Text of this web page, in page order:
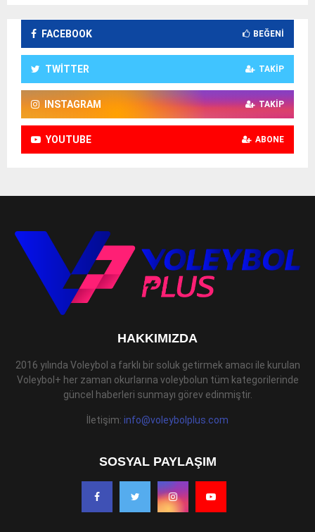
FACEBOOK BEĞENI
TWITTER TAKIP
INSTAGRAM TAKIP
YOUTUBE ABONE
HAKKIMIZDA
2016 yılında Voleybol a farklı bir soluk getirmek amacı ile kurulan
Voleybol+ her zaman okurlarına voleybolun tüm kategorilerinde
güncel haberleri sunmayı görev edinmiştir.
İletişim: info@voleybolplus.com
SOSYAL PAYLAŞIM